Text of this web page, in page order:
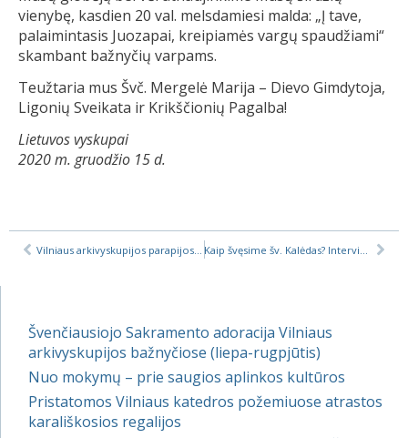
vienybę, kasdien 20 val. melsdamiesi malda: „Į tave,
palaimintasis Juozapai, kreipiamės vargų spaudžiami“
skambant bažnyčių varpams.
Teužtaria mus Švč. Mergelė Marija – Dievo Gimdytoja,
Ligonių Sveikata ir Krikščionių Pagalba!
Lietuvos vyskupai
2020 m. gruodžio 15 d.
Švenčiausiojo Sakramento adoracija Vilniaus
arkivyskupijos bažnyčiose (liepa-rugpjūtis)
Nuo mokymų – prie saugios aplinkos kultūros
Pristatomos Vilniaus katedros požemiuose atrastos
karališkosios regalijos